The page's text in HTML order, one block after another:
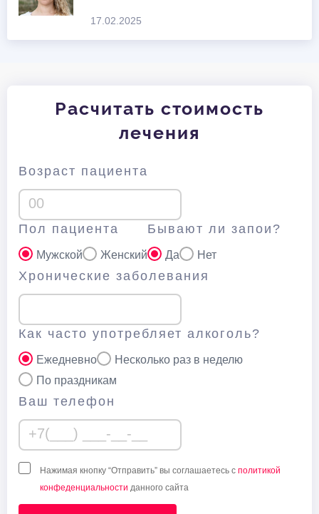
17.02.2025
Расчитать стоимость
лечения
Возраст пациента
Пол пациента
Мужской Женский
Бывают ли запои?
Да Нет
Хронические заболевания
Как часто употребляет алкоголь?
Ежедневно
Несколько раз в неделю
По праздникам
Ваш телефон
Нажимая кнопку “Отправить” вы соглашаетесь с политикой
конфеденциальности данного сайта